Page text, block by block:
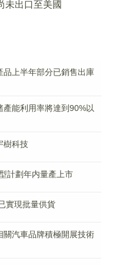
未出口至美國
品上半年部分已銷售出庫
能利用率將達到90%以
樹科技
計劃年内量產上市
實現批量供貨
關汽車品牌積極開展技術